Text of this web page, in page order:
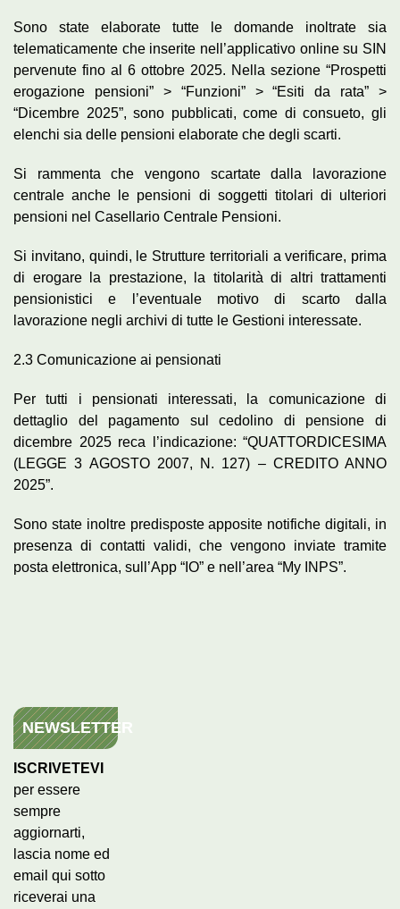
Sono state elaborate tutte le domande inoltrate sia
telematicamente che inserite nell’applicativo online su SIN
pervenute fino al 6 ottobre 2025. Nella sezione “Prospetti
erogazione pensioni” > “Funzioni” > “Esiti da rata” >
“Dicembre 2025”, sono pubblicati, come di consueto, gli
elenchi sia delle pensioni elaborate che degli scarti.
Si rammenta che vengono scartate dalla lavorazione
centrale anche le pensioni di soggetti titolari di ulteriori
pensioni nel Casellario Centrale Pensioni.
Si invitano, quindi, le Strutture territoriali a verificare, prima
di erogare la prestazione, la titolarità di altri trattamenti
pensionistici e l’eventuale motivo di scarto dalla
lavorazione negli archivi di tutte le Gestioni interessate.
2.3 Comunicazione ai pensionati
Per tutti i pensionati interessati, la comunicazione di
dettaglio del pagamento sul cedolino di pensione di
dicembre 2025 reca l’indicazione: “QUATTORDICESIMA
(LEGGE 3 AGOSTO 2007, N. 127) – CREDITO ANNO
2025”.
Sono state inoltre predisposte apposite notifiche digitali, in
presenza di contatti validi, che vengono inviate tramite
posta elettronica, sull’App “IO” e nell’area “My INPS”.
NEWSLETTER
ISCRIVETEVI
per essere
sempre
aggiornarti,
lascia nome ed
email qui sotto
riceverai una